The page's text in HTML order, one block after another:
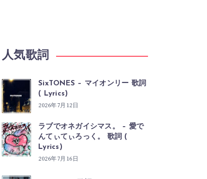
人気歌詞
SixTONES – マイオンリー 歌詞
( Lyrics)
2026年7月12日
ラブでオネガイシマス。 – 愛で
んてぃてぃろっく。 歌詞 (
Lyrics)
2026年7月16日